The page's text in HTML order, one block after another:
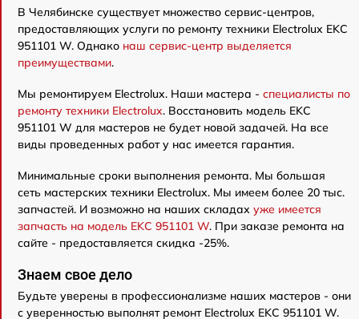
В Челябинске существует множество сервис-центров,
предоставляющих услуги по ремонту техники Electrolux EKC
951101 W. Однако наш сервис-центр выделяется
преимуществами.
Мы ремонтируем Electrolux. Наши мастера - специалисты по
ремонту техники Electrolux. Восстановить модель EKC
951101 W для мастеров не будет новой задачей. На все
виды проведенных работ у нас имеется гарантия.
Минимальные сроки выполнения ремонта. Мы большая
сеть мастерских техники Electrolux. Мы имеем более 20 тыс.
запчастей. И возможно на наших складах уже имеется
запчасть на модель EKC 951101 W. При заказе ремонта на
сайте - предоставляется скидка -25%.
Знаем свое дело
Будьте уверены в профессионализме наших мастеров - они
с уверенностью выполнят ремонт Electrolux EKC 951101 W.